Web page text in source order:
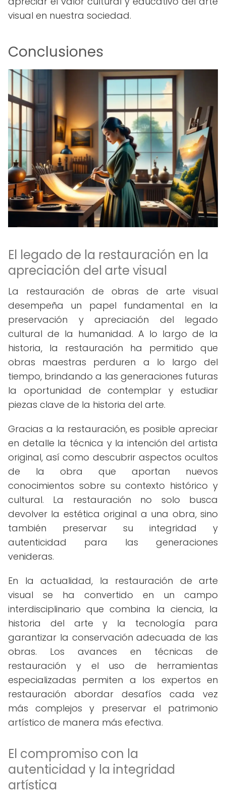
visual en nuestra sociedad.
Conclusiones
El legado de la restauración en la
apreciación del arte visual
La restauración de obras de arte visual
desempeña un papel fundamental en la
preservación y apreciación del legado
cultural de la humanidad. A lo largo de la
historia, la restauración ha permitido que
obras maestras perduren a lo largo del
tiempo, brindando a las generaciones futuras
la oportunidad de contemplar y estudiar
piezas clave de la historia del arte.
Gracias a la restauración, es posible apreciar
en detalle la técnica y la intención del artista
original, así como descubrir aspectos ocultos
de la obra que aportan nuevos
conocimientos sobre su contexto histórico y
cultural. La restauración no solo busca
devolver la estética original a una obra, sino
también preservar su integridad y
autenticidad para las generaciones
venideras.
En la actualidad, la restauración de arte
visual se ha convertido en un campo
interdisciplinario que combina la ciencia, la
historia del arte y la tecnología para
garantizar la conservación adecuada de las
obras. Los avances en técnicas de
restauración y el uso de herramientas
especializadas permiten a los expertos en
restauración abordar desafíos cada vez
más complejos y preservar el patrimonio
artístico de manera más efectiva.
El compromiso con la
autenticidad y la integridad
artística